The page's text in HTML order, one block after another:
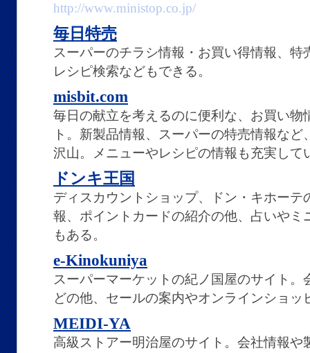
http://www.ministop.co.jp/
毎日特売
スーパーのチラシ情報・お買い得情報、
レシピ検索などもできる。
misbit.com
毎日の献立を考えるのに便利な、お買い物
ト。新製品情報、スーパーの特売情報な
沢山。メニューやレシピの情報も充実して
ドンキ王国
ディスカウントショップ、ドン・キホーテ
報、ポイントカードの紹介の他、占いやミ
もある。
e-Kinokuniya
スーパーマーケットの紀ノ国屋のサイト
どの他、セールの案内やオンラインショ
MEIDI-YA
高級ストアー明治屋のサイト。会社情報や